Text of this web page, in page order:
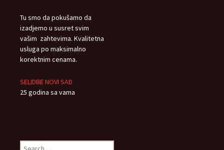
Tu smo da pokušamo da
izadjemo u susret svim
vašim zahtevima. Kvalitetna
usluga po maksimalno
korektnim cenama.
SELIDBE NOVI SAD
25 godina sa vama
Search